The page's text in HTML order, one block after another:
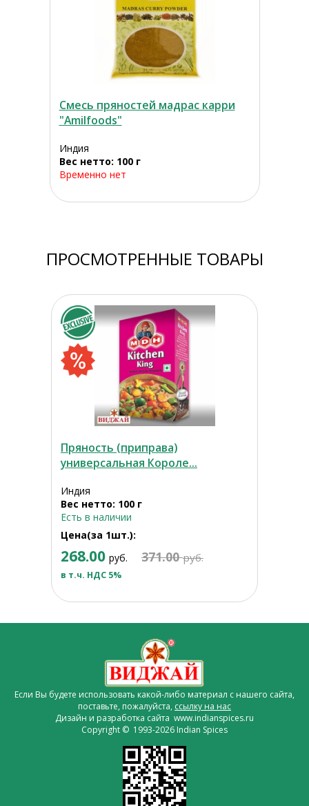
Смесь пряностей мадрас карри
"Amilfoods"
Индия
Вес нетто: 100 г
Временно нет
ПРОСМОТРЕННЫЕ ТОВАРЫ
Пряность (приправа)
универсальная Короле...
Индия
Вес нетто: 100 г
Есть в наличии
Цена(за 1шт.):
268.00 руб. 371.00руб.
в т.ч. НДС 5%
Если Вы будете использовать какой-либо материал с нашего сайта,
поставьте, пожалуйста, ссылку на нас
Дизайн и разработка сайта www.indianspices.ru
Copyright © 1993-2026 Indian Spices